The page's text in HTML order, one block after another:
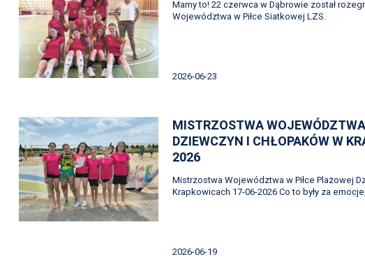
Mamy to! 22 czerwca w Dąbrowie został
Województwa w Piłce Siatkowej LZS.
2026-06-23
MISTRZOSTWA
DZIEWCZYN I CHŁOPAKÓW W
2026
Mistrzostwa Województwa w Piłce Plażowej
Krapkowicach 17-06-2026 Co to były za
2026-06-19